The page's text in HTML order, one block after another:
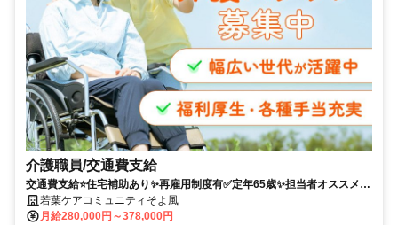
介護職員/交通費支給
交通費支給⭐️住宅補助あり✨再雇用制度有✅️定年65歳✨担当者オススメ⭕️
研修支援有✨経験者優遇❗️車通勤ＯＫ⭐️駅チカ✊️高額求人
若葉ケアコミュニティそよ風
月給280,000円～378,000円